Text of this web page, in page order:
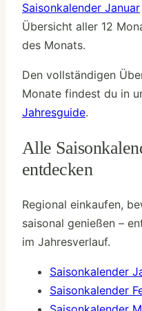
Saisonkalender Januar
Übersicht aller 12
des Monats.
Den vollständigen
Monate findest du in
Jahresguide.
Alle
entdecken
Regional einkaufen,
saisonal genießen –
im Jahresverlauf.
Saisonkalender
Saisonkalender